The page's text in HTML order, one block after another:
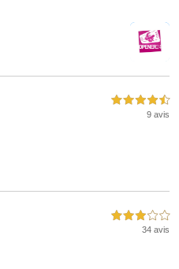
4,5 étoiles sur 5
9 avis
3,0 étoiles sur 5
34 avis